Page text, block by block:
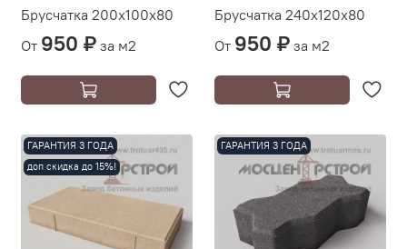
Брусчатка 200х100х80
От 950 ₽ за м2
Брусчатка 240х120х80
От 950 ₽ за м2
ГАРАНТИЯ 3 ГОДА
доп скидка до 15%!
ГАРАНТИЯ 3 ГОДА